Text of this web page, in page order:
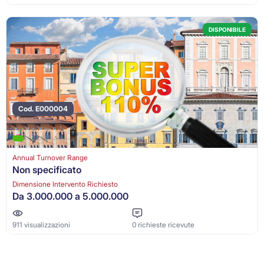
DISPONIBILE
Cod. E000004
Annual Turnover Range
Non specificato
Dimensione Intervento Richiesto
Da 3.000.000 a 5.000.000
911 visualizzazioni 0 richieste ricevute